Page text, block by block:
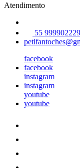
Atendimento
55 999902229
facebook
facebook
instagram
instagram
youtube
youtube